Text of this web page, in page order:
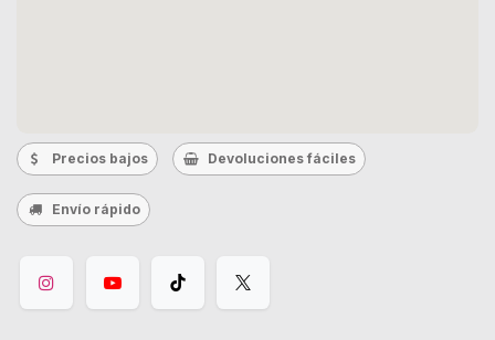
Precios bajos Devoluciones fáciles
Envío rápido